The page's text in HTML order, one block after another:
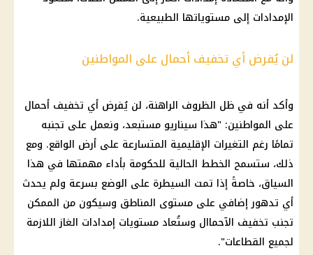
الإمدادات إلى مستوياتها الطبيعية.
لن يُفرض أي تخفيف أحمال على المواطنين
وأكد أنه في ظل الظروف الراهنة، لن يُفرض أي تخفيف أحمال
على المواطنين: "هذا سيناريو مستبعد، ونعمل على تجنبه
تمامًا رغم التغيرات الإقليمية المتسارعة على أرض الواقع. ومع
ذلك، ستسمح الخطط الحالية للحكومة بأداء مهمتها في هذا
السياق، خاصةً إذا تمت السيطرة على الوضع بسرعة ولم يحدث
أي تدهور إضافي على مستوى المناطق وسيكون من الممكن
تجنب تخفيف الآحماال وستُعاد مستويات إمدادات الغاز اللازمة
لجميع القطاعات".